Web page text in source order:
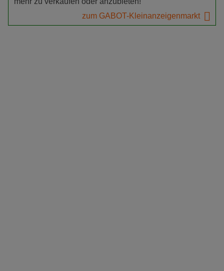
zum GABOT-Kleinanzeigenmarkt